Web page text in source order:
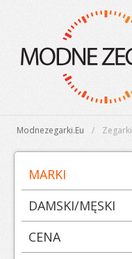
Modnezegarki.eu Zegarki
MARKI
DAMSKI/MĘSKI
CENA